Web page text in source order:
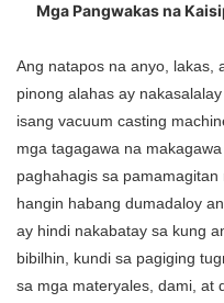
Mga Pangwakas na
Ang natapos na anyo, lakas,
pinong alahas ay
isang vacuum casting
mga tagagawa na
paghahagis sa
hangin habang dumadaloy
ay hindi nakabatay sa kung
bibilhin, kundi sa pagiging
sa mga materyales, dami, at